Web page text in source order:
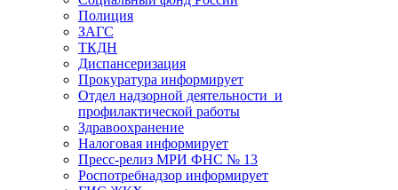
Полиция
ЗАГС
ТКДН
Диспансеризация
Прокуратура информирует
Отдел надзорной деятельности и
профилактической работы
Здравоохранение
Налоговая информирует
Пресс-релиз МРИ ФНС № 13
Роспотребнадзор информирует